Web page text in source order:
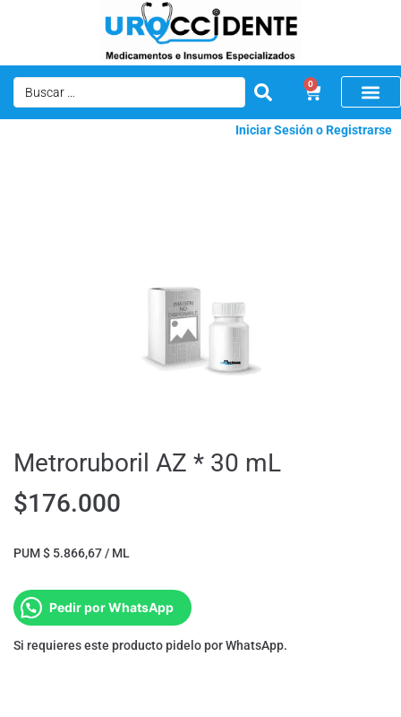
0
Iniciar Sesión o Registrarse
Metroruboril AZ * 30 mL
$176.000
PUM $ 5.866,67 / ML
Pedir por WhatsApp
Si requieres este producto pidelo por WhatsApp.